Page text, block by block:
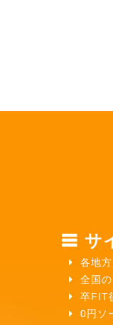
サ
各地
全国
卒FIT
0円ソ